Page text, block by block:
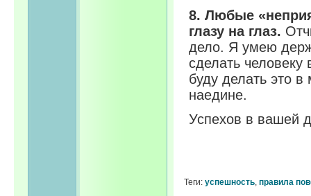
8. Любые
глазу на глаз.
дело. Я умею
сделать человеку
буду делать это
наедине.
Успехов в вашей
Теги: успешность, правила